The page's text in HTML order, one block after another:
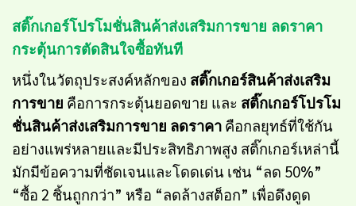
สติ๊กเกอร์โปรโมชั่นสินค้าส่งเสริมการขาย ลดราคา
กระตุ้นการตัดสินใจซื้อทันที
หนึ่งในวัตถุประสงค์หลักของ สติ๊กเกอร์สินค้าส่งเสริม
การขาย คือการกระตุ้นยอดขาย และ สติ๊กเกอร์โปรโม
ชั่นสินค้าส่งเสริมการขาย ลดราคา คือกลยุทธ์ที่ใช้กัน
อย่างแพร่หลายและมีประสิทธิภาพสูง สติ๊กเกอร์เหล่านี้
มักมีข้อความที่ชัดเจนและโดดเด่น เช่น “ลด 50%”
“ซื้อ 2 ชิ้นถูกกว่า” หรือ “ลดล้างสต็อก” เพื่อดึงดูด